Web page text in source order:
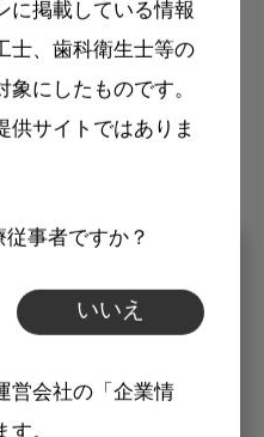
に掲載している情報
士、歯科衛生士等の
にしたものです。
供サイトではありま
事者ですか？
いいえ
営会社の「企業情
くと、デンタルライ
ご利用いただくこと